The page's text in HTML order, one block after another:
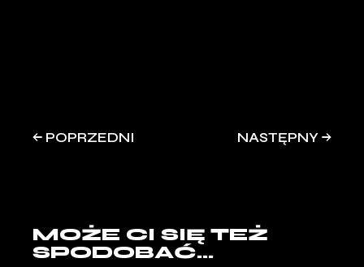
POPRZEDNI NASTĘPNY
MOŻE CI SIĘ TEŻ
SPODOBAĆ...